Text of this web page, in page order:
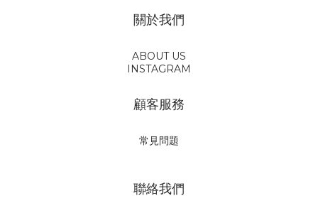
關於我們
ABOUT US
INSTAGRAM
顧客服務
常見問題
聯絡我們